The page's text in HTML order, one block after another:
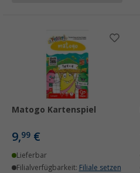
Matogo Kartenspiel
9,99 €
Lieferbar
Filialverfügbarkeit: Filiale setzen